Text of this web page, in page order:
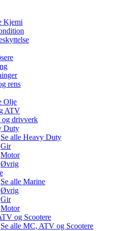
Kjemi
rens
Olje
ATV
og drivverk
Duty
Se alle Heavy Duty
Gir
Motor
Øvrig
Se alle Marine
Øvrig
Gir
Motor
og Scootere
Se alle MC, ATV og Scootere